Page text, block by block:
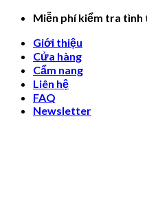
Skip
content
Miễn phí kiểm tra
Giới thiệu
Cửa hàng
Cẩm nang
Liên hệ
FAQ
Newsletter